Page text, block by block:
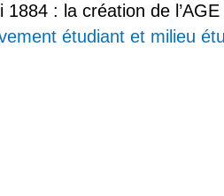
1884 : la création de
étudiant et milieu